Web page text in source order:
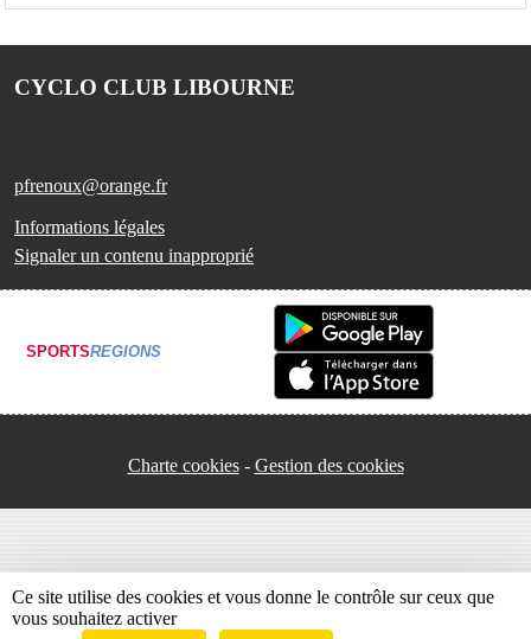
CYCLO CLUB LIBOURNE
pfrenoux@orange.fr
Informations légales
Signaler un contenu inapproprié
SPORTSREGIONS
Charte cookies Gestion des cookies
Ce site utilise des cookies et vous donne le contrôle sur ceux que
vous souhaitez activer